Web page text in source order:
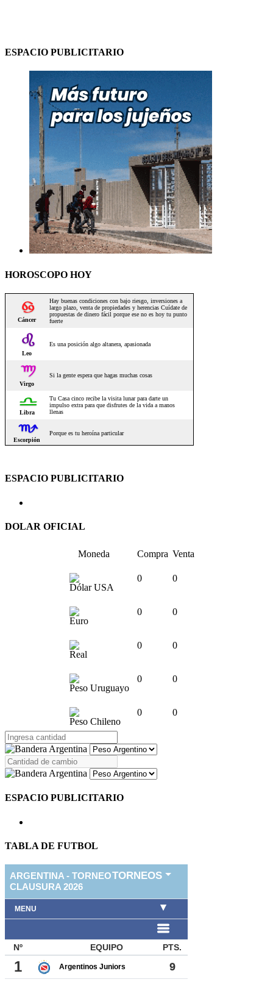
ESPACIO PUBLICITARIO
HOROSCOPO HOY
ESPACIO PUBLICITARIO
DOLAR OFICIAL
Moneda Compra Venta
Dólar USA
0 0
Euro
0 0
Real
0 0
Peso Uruguayo
0 0
Peso Chileno
0 0
ESPACIO PUBLICITARIO
TABLA DE FUTBOL